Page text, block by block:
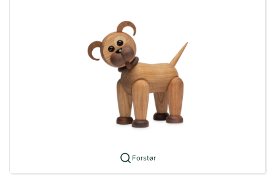
Forstør